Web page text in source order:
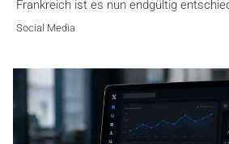
Frankreich ist es nun endgültig
Social Media